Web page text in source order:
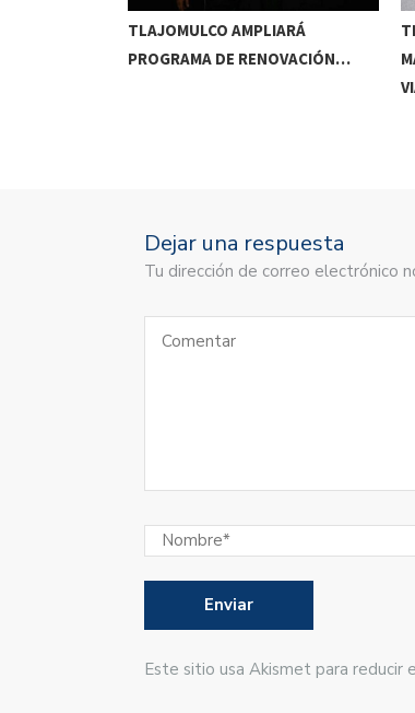
TLAJOMULCO AMPLIARÁ
PROGRAMA DE RENOVACIÓN…
Dejar una respuesta
Tu dirección de correo electrónico
Este sitio usa Akismet para reducir